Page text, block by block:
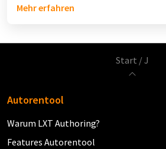
Jahr und die anstehenden Aufgaben.
Mehr erfahren
Start /J
Autorentool
Warum LXT Authoring?
Features Autorentool